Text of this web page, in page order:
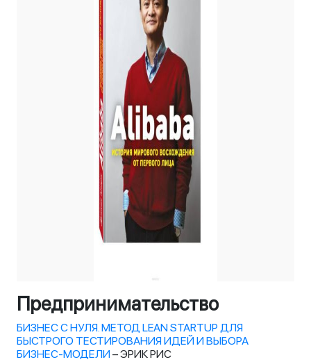
Предпринимательство
БИЗНЕС С НУЛЯ. МЕТОД LEAN STARTUP ДЛЯ
БЫСТРОГО ТЕСТИРОВАНИЯ ИДЕЙ И ВЫБОРА
БИЗНЕС-МОДЕЛИ– ЭРИК РИС